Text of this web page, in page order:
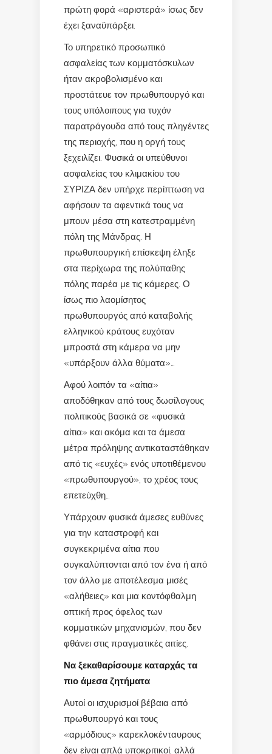
πρώτη φορά «αριστερά» ίσως δεν
έχει ξαναϋπάρξει.
Το υπηρετικό προσωπικό
ασφαλείας των κομματόσκυλων
ήταν ακροβολισμένο και
προστάτευε τον πρωθυπουργό και
τους υπόλοιπους για τυχόν
παρατράγουδα από τους πληγέντες
της περιοχής, που η οργή τους
ξεχειλίζει. Φυσικά οι υπεύθυνοι
ασφαλείας του κλιμακίου του
ΣΥΡΙΖΑ δεν υπήρχε περίπτωση να
αφήσουν τα αφεντικά τους να
μπουν μέσα στη κατεστραμμένη
πόλη της Μάνδρας. Η
πρωθυπουργική επίσκεψη έληξε
στα περίχωρα της πολύπαθης
πόλης παρέα με τις κάμερες. Ο
ίσως πιο λαομίσητος
πρωθυπουργός από καταβολής
ελληνικού κράτους ευχόταν
μπροστά στη κάμερα να μην
«υπάρξουν άλλα θύματα»…
Αφού λοιπόν τα «αίτια»
αποδόθηκαν από τους δωσίλογους
πολιτικούς βασικά σε «φυσικά
αίτια» και ακόμα και τα άμεσα
μέτρα πρόληψης αντικαταστάθηκαν
από τις «ευχές» ενός υποτιθέμενου
«πρωθυπουργού», το χρέος τους
επετεύχθη…
Υπάρχουν φυσικά άμεσες ευθύνες
για την καταστροφή και
συγκεκριμένα αίτια που
συγκαλύπτονται από τον ένα ή από
τον άλλο με αποτέλεσμα μισές
«αλήθειες» και μια κοντόφθαλμη
οπτική προς όφελος των
κομματικών μηχανισμών, που δεν
φθάνει στις πραγματικές αιτίες.
Να ξεκαθαρίσουμε καταρχάς τα
πιο άμεσα ζητήματα
Αυτοί οι ισχυρισμοί βέβαια από
πρωθυπουργό και τους
«αρμόδιους» καρεκλοκένταυρους
δεν είναι απλά υποκριτικοί, αλλά